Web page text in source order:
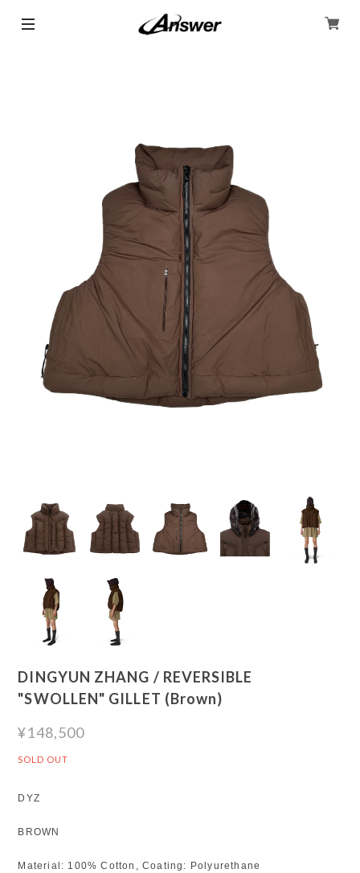
DINGYUN ZHANG / REVERSIBLE
"SWOLLEN" GILLET (Brown)
¥148,500
SOLD OUT
DYZ
BROWN
Material: 100% Cotton, Coating: Polyurethane